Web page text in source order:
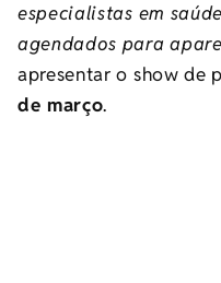
especialistas em
agendados para
apresentar o show de
de março.